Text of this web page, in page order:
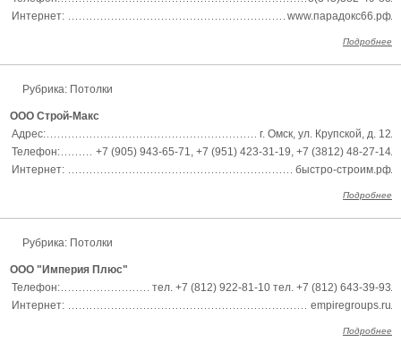
Интернет:
www.парадокс66.рф
Подробнее
Рубрика: Потолки
ООО Строй-Макс
Адрес:
г. Омск, ул. Крупской, д. 12
Телефон:
+7 (905) 943-65-71, +7 (951) 423-31-19, +7 (3812) 48-27-14
Интернет:
быстро-строим.рф
Подробнее
Рубрика: Потолки
ООО "Империя Плюс"
Телефон:
тел. +7 (812) 922-81-10 тел. +7 (812) 643-39-93
Интернет:
empiregroups.ru
Подробнее